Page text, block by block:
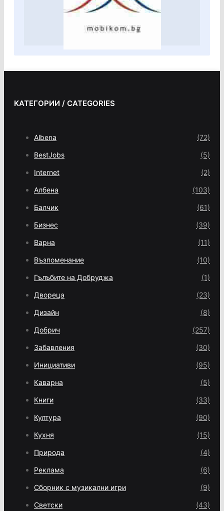
КАТЕГОРИИ / CATEGORIES
Albena (72)
BestJobs (5)
Internet (2)
Албена (103)
Балчик (61)
Бизнес (39)
Варна (11)
Възпоменание (10)
Гълъбите на Добруджа (1)
Двореца (23)
Дизайн (8)
Добрич (257)
Забавления (30)
Инициативи (95)
Каварна (5)
Книги (33)
Култура (90)
Кухня (15)
Природа (4)
Реклама (6)
Сборник с музикални игри (9)
Светски (43)